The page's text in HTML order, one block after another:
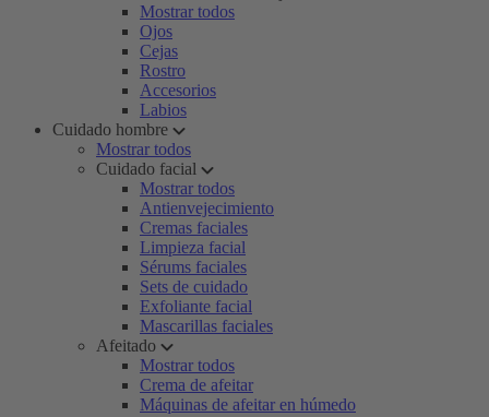
Mostrar todos
Ojos
Cejas
Rostro
Accesorios
Labios
Cuidado hombre
Mostrar todos
Cuidado facial
Mostrar todos
Antienvejecimiento
Cremas faciales
Limpieza facial
Sérums faciales
Sets de cuidado
Exfoliante facial
Mascarillas faciales
Afeitado
Mostrar todos
Crema de afeitar
Máquinas de afeitar en húmedo